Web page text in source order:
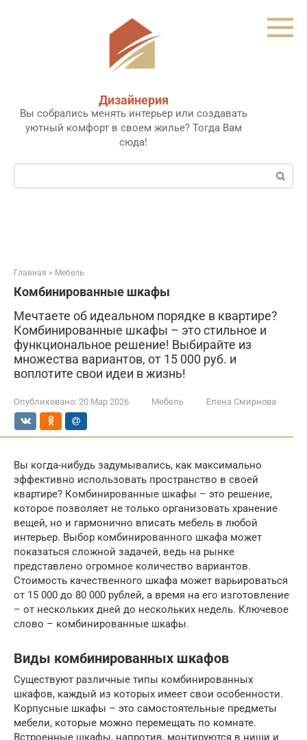
Дизайнерия
Вы собрались менять интерьер или создавать
уютный комфорт в своем жилье? Тогда Вам
сюда!
Поиск:
Главная » Мебель
Комбинированные шкафы
Мечтаете об идеальном порядке в квартире?
Комбинированные шкафы – это стильное и
функциональное решение! Выбирайте из
множества вариантов, от 15 000 руб. и
воплотите свои идеи в жизнь!
Опубликовано: 20 Мар 2026 Мебель Елена Смирнова
Вы когда-нибудь задумывались, как максимально
эффективно использовать пространство в своей
квартире? Комбинированные шкафы – это решение,
которое позволяет не только организовать хранение
вещей, но и гармонично вписать мебель в любой
интерьер. Выбор комбинированного шкафа может
показаться сложной задачей, ведь на рынке
представлено огромное количество вариантов.
Стоимость качественного шкафа может варьироваться
от 15 000 до 80 000 рублей, а время на его изготовление
– от нескольких дней до нескольких недель. Ключевое
слово – комбинированные шкафы.
Виды комбинированных шкафов
Существуют различные типы комбинированных
шкафов, каждый из которых имеет свои особенности.
Корпусные шкафы – это самостоятельные предметы
мебели, которые можно перемещать по комнате.
Встроенные шкафы, напротив, монтируются в ниши и